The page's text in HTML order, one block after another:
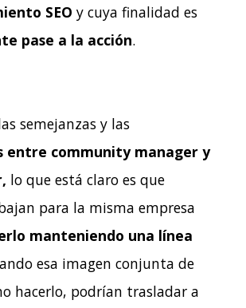
SEO y cuya finalidad es
pase a la acción.
semejanzas y las
entre community manager y
lo que está claro es que
para la misma empresa
manteniendo una línea
esa imagen conjunta de
hacerlo, podrían trasladar a